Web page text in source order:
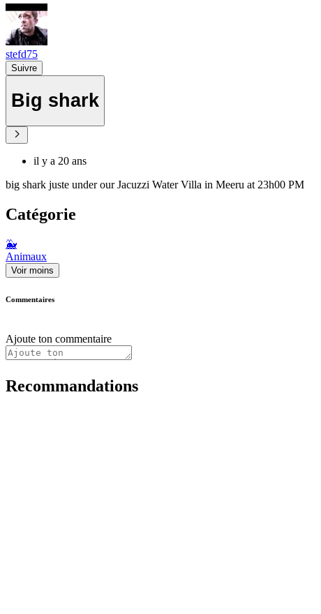
stefd75
Suivre
Big shark
il y a 20 ans
big shark juste under our Jacuzzi Water Villa in Meeru at 23h00 PM
Catégorie
🐳
Animaux
Voir moins
Commentaires
Ajoute ton commentaire
Recommandations